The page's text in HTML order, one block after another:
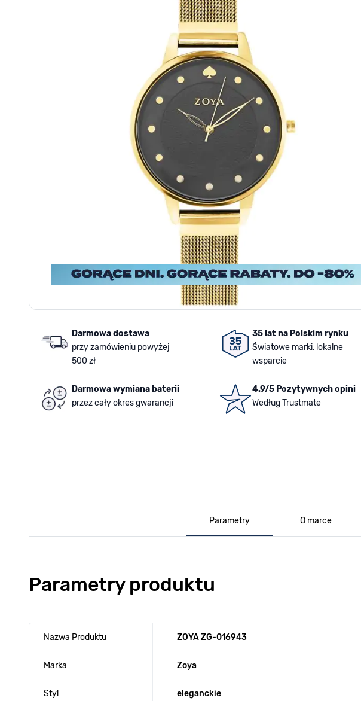
Darmowa dostawa
przy zamówieniu powyżej
500 zł
35 lat na Polskim rynku
Światowe marki, lokalne
wsparcie
Darmowa wymiana baterii
przez cały okres gwarancji
4.9/5 Pozytywnych opini
Według Trustmate
Parametry O marce
Parametry produktu
Nazwa Produktu ZOYA ZG-016943
Marka Zoya
Styl eleganckie